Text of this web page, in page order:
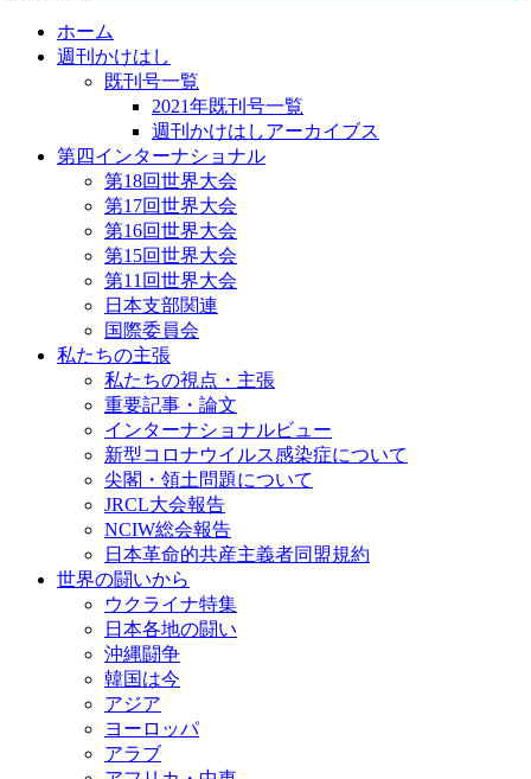
ホーム
週刊かけはし
既刊号一覧
2021年既刊号一覧
週刊かけはしアーカイブス
第四インターナショナル
第18回世界大会
第17回世界大会
第16回世界大会
第15回世界大会
第11回世界大会
日本支部関連
国際委員会
私たちの主張
私たちの視点・主張
重要記事・論文
インターナショナルビュー
新型コロナウイルス感染症について
尖閣・領土問題について
JRCL大会報告
NCIW総会報告
日本革命的共産主義者同盟規約
世界の闘いから
ウクライナ特集
日本各地の闘い
沖縄闘争
韓国は今
アジア
ヨーロッパ
アラブ